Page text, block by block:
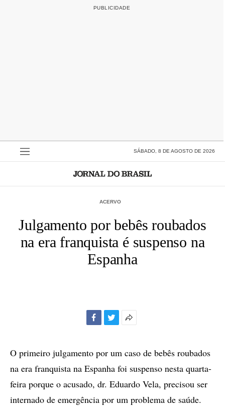
SÁBADO, 8 DE AGOSTO DE 2026
ACERVO
Julgamento por bebês roubados
na era franquista é suspenso na
Espanha
compartilhamento
O primeiro julgamento por um caso de bebês roubados
na era franquista na Espanha foi suspenso nesta quarta-
feira porque o acusado, dr. Eduardo Vela, precisou ser
internado de emergência por um problema de saúde.